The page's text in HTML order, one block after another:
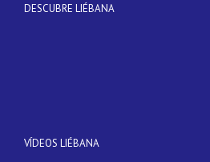
DESCUBRE LIÉBANA
VÍDEOS LIÉBANA